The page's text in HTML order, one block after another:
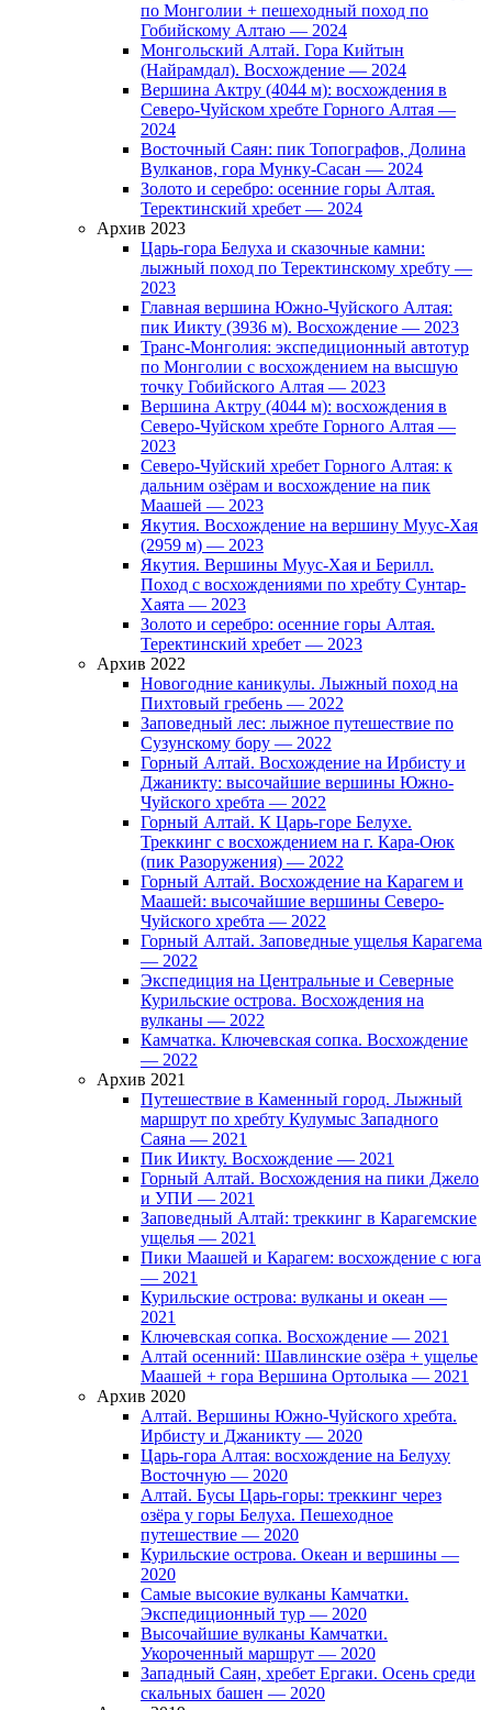
по Монголии + пешеходный поход по
Гобийскому Алтаю — 2024
Монгольский Алтай. Гора Кийтын
(Найрамдал). Восхождение — 2024
Вершина Актру (4044 м): восхождения в
Северо-Чуйском хребте Горного Алтая —
2024
Восточный Саян: пик Топографов, Долина
Вулканов, гора Мунку-Сасан — 2024
Золото и серебро: осенние горы Алтая.
Теректинский хребет — 2024
Архив 2023
Царь-гора Белуха и сказочные камни:
лыжный поход по Теректинскому хребту —
2023
Главная вершина Южно-Чуйского Алтая:
пик Иикту (3936 м). Восхождение — 2023
Транс-Монголия: экспедиционный автотур
по Монголии с восхождением на высшую
точку Гобийского Алтая — 2023
Вершина Актру (4044 м): восхождения в
Северо-Чуйском хребте Горного Алтая —
2023
Северо-Чуйский хребет Горного Алтая: к
дальним озёрам и восхождение на пик
Маашей — 2023
Якутия. Восхождение на вершину Муус-Хая
(2959 м) — 2023
Якутия. Вершины Муус-Хая и Берилл.
Поход с восхождениями по хребту Сунтар-
Хаята — 2023
Золото и серебро: осенние горы Алтая.
Теректинский хребет — 2023
Архив 2022
Новогодние каникулы. Лыжный поход на
Пихтовый гребень — 2022
Заповедный лес: лыжное путешествие по
Сузунскому бору — 2022
Горный Алтай. Восхождение на Ирбисту и
Джаникту: высочайшие вершины Южно-
Чуйского хребта — 2022
Горный Алтай. К Царь-горе Белухе.
Треккинг с восхождением на г. Кара-Оюк
(пик Разоружения) — 2022
Горный Алтай. Восхождение на Карагем и
Маашей: высочайшие вершины Северо-
Чуйского хребта — 2022
Горный Алтай. Заповедные ущелья Карагема
— 2022
Экспедиция на Центральные и Северные
Курильские острова. Восхождения на
вулканы — 2022
Камчатка. Ключевская сопка. Восхождение
— 2022
Архив 2021
Путешествие в Каменный город. Лыжный
маршрут по хребту Кулумыс Западного
Саяна — 2021
Пик Иикту. Восхождение — 2021
Горный Алтай. Восхождения на пики Джело
и УПИ — 2021
Заповедный Алтай: треккинг в Карагемские
ущелья — 2021
Пики Маашей и Карагем: восхождение с юга
— 2021
Курильские острова: вулканы и океан —
2021
Ключевская сопка. Восхождение — 2021
Алтай осенний: Шавлинские озёра + ущелье
Маашей + гора Вершина Ортолыка — 2021
Архив 2020
Алтай. Вершины Южно-Чуйского хребта.
Ирбисту и Джаникту — 2020
Царь-гора Алтая: восхождение на Белуху
Восточную — 2020
Алтай. Бусы Царь-горы: треккинг через
озёра у горы Белуха. Пешеходное
путешествие — 2020
Курильские острова. Океан и вершины —
2020
Самые высокие вулканы Камчатки.
Экспедиционный тур — 2020
Высочайшие вулканы Камчатки.
Укороченный маршрут — 2020
Западный Саян, хребет Ергаки. Осень среди
скальных башен — 2020